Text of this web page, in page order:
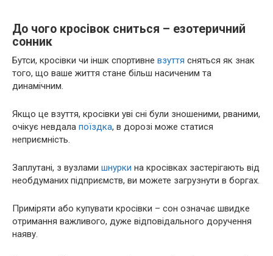
До чого кросівок сниться – езотеричний
сонник
Бутси, кросівки чи іншк спортивне взуття сняться як знак
того, що ваше життя стане більш насиченим та
динамічним.
Якщо це взуття, кросівки уві сні були зношеними, рваними,
очікує невдала поїздка, в дорозі може статися
неприємність.
Заплутані, з вузлами шнурки на кросівках застерігають від
необдуманих підприємств, ви можете загрузнути в боргах.
Приміряти або купувати кросівки – сон означає швидке
отримання важливого, дуже відповідального доручення
наяву.